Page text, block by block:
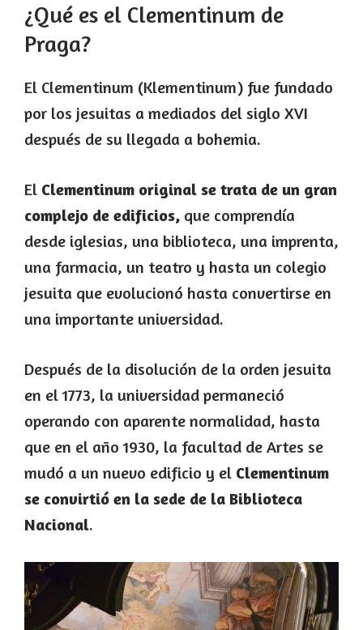
¿Qué es el Clementinum de
Praga?
El Clementinum (Klementinum) fue fundado
por los jesuitas a mediados del siglo XVI
después de su llegada a bohemia.
El Clementinum original se trata de un gran
complejo de edificios, que comprendía
desde iglesias, una biblioteca, una imprenta,
una farmacia, un teatro y hasta un colegio
jesuita que evolucionó hasta convertirse en
una importante universidad.
Después de la disolución de la orden jesuita
en el 1773, la universidad permaneció
operando con aparente normalidad, hasta
que en el año 1930, la facultad de Artes se
mudó a un nuevo edificio y el Clementinum
se convirtió en la sede de la Biblioteca
Nacional.